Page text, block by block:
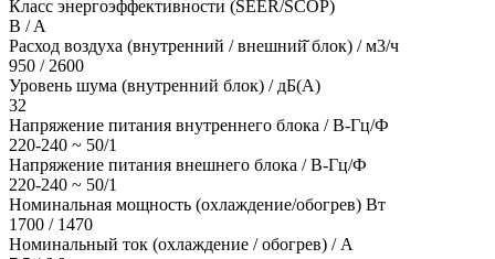
Класс энергоэффективности (SEER/SCOP)
B / A
Расход воздуха (внутренний / внешний̆ блок) / м3/ч
950 / 2600
Уровень шума (внутренний блок) / дБ(А)
32
Напряжение питания внутреннего блока / В-Гц/Ф
220-240 ~ 50/1
Напряжение питания внешнего блока / В-Гц/Ф
220-240 ~ 50/1
Номинальная мощность (охлаждение/обогрев) Вт
1700 / 1470
Номинальный ток (охлаждение / обогрев) / A